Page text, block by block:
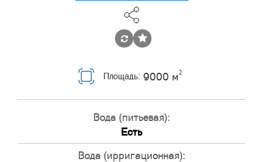
Площадь: 9000 м2
Вода (питьевая):
Есть
Вода (ирригационная):